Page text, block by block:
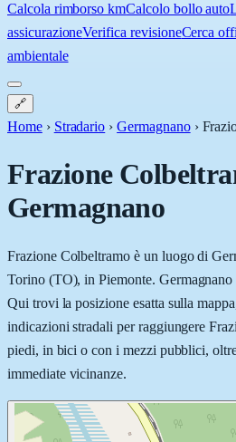
Calcola rimborso kmCalcolo bollo auto
assicurazioneVerifica revisioneCerca
ambientale
🔗
Home › Stradario › Germagnano ›
Frazione
Germagnano
Frazione Colbeltramo è un luogo di
Torino (TO), in Piemonte.
Qui trovi la posizione esatta sulla
indicazioni stradali per raggiungere
piedi, in bici o con i mezzi pubblici,
immediate vicinanze.